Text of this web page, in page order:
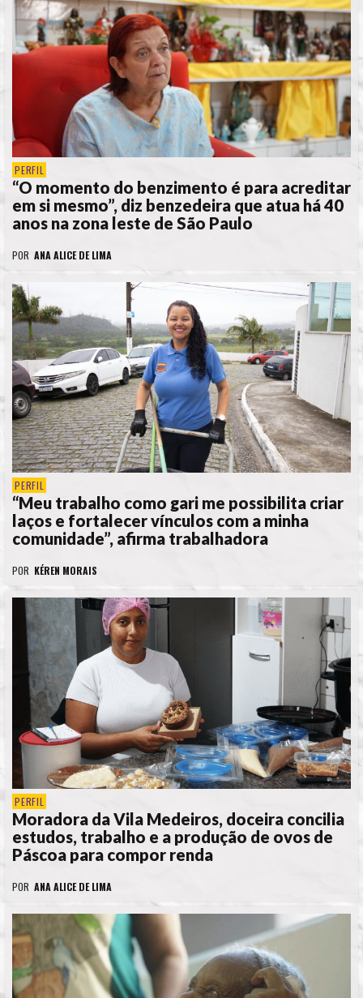
PERFIL
“O momento do benzimento é para acreditar
em si mesmo”, diz benzedeira que atua há 40
anos na zona leste de São Paulo
POR ANA ALICE DE LIMA
PERFIL
“Meu trabalho como gari me possibilita criar
laços e fortalecer vínculos com a minha
comunidade”, afirma trabalhadora
POR KÉREN MORAIS
PERFIL
Moradora da Vila Medeiros, doceira concilia
estudos, trabalho e a produção de ovos de
Páscoa para compor renda
POR ANA ALICE DE LIMA